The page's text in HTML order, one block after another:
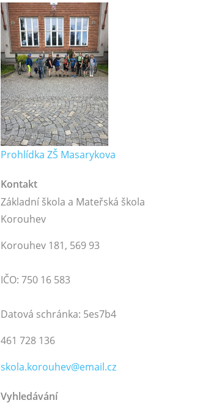
Prohlídka ZŠ Masarykova
Kontakt
Základní škola a Mateřská škola
Korouhev
Korouhev 181, 569 93
IČO: 750 16 583
Datová schránka: 5es7b4
461 728 136
skola.korouhev@email.cz
Vyhledávání